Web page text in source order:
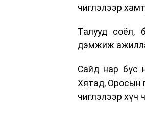
чиглэлээр
Талууд соёл,
дэмжиж
Сайд нар бүс
Хятад, Оросын
чиглэлээр хүч